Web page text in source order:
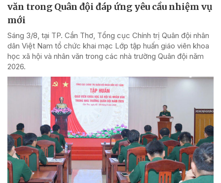
văn trong Quân đội đáp ứng yêu cầu nhiệm vụ
mới
Sáng 3/8, tại TP. Cần Thơ, Tổng cục Chính trị Quân đội nhân
dân Việt Nam tổ chức khai mạc Lớp tập huấn giáo viên khoa
học xã hội và nhân văn trong các nhà trường Quân đội năm
2026.